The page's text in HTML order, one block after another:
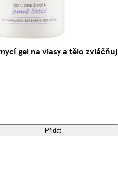
gel na vlasy a tělo
Přidat